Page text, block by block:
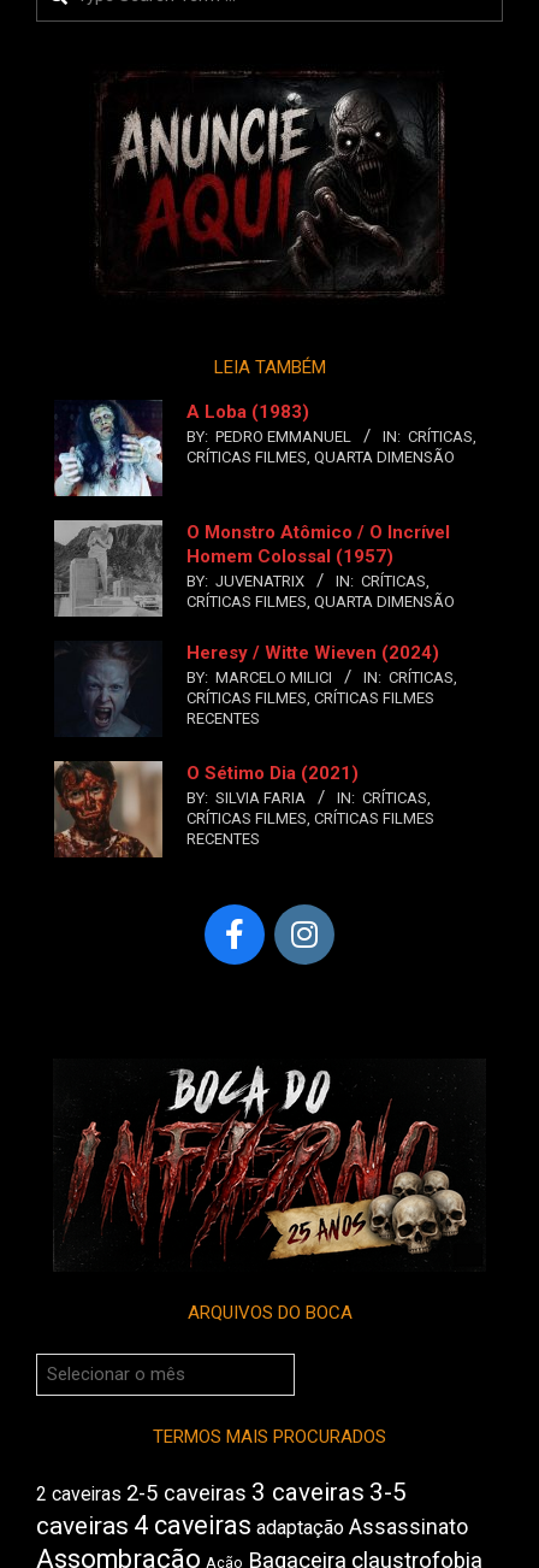
LEIA TAMBÉM
A Loba (1983)
BY: PEDRO EMMANUEL IN: CRÍTICAS
CRÍTICAS FILMES QUARTA DIMENSÃO
O Monstro Atômico / O Incrível
Homem Colossal (1957)
BY: JUVENATRIX IN: CRÍTICAS
CRÍTICAS FILMES QUARTA DIMENSÃO
Heresy / Witte Wieven (2024)
BY: MARCELO MILICI IN: CRÍTICAS
CRÍTICAS FILMES CRÍTICAS FILMES
RECENTES
O Sétimo Dia (2021)
BY: SILVIA FARIA IN: CRÍTICAS
CRÍTICAS FILMES CRÍTICAS FILMES
RECENTES
ARQUIVOS DO BOCA
Arquivos
do
TERMOS MAIS PROCURADOS
2 caveiras 2-5 caveiras 3 caveiras 3-5
caveiras 4 caveiras adaptação Assassinato
Assombração Ação Bagaceira claustrofobia